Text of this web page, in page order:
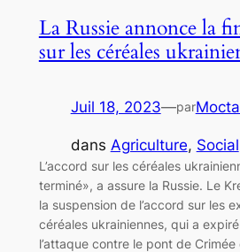
La Russie annonce la
sur les céréales
Juil 18, 2023—par
dans Agriculture, Social
L’accord sur les céréales
terminé», a assure la Russie. Le
la suspension de l’accord sur les
céréales ukrainiennes, qui a
l’attaque contre le pont de